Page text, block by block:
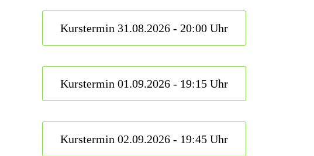
Kurstermin 31.08.2026 - 20:00 Uhr
Kurstermin 01.09.2026 - 19:15 Uhr
Kurstermin 02.09.2026 - 19:45 Uhr